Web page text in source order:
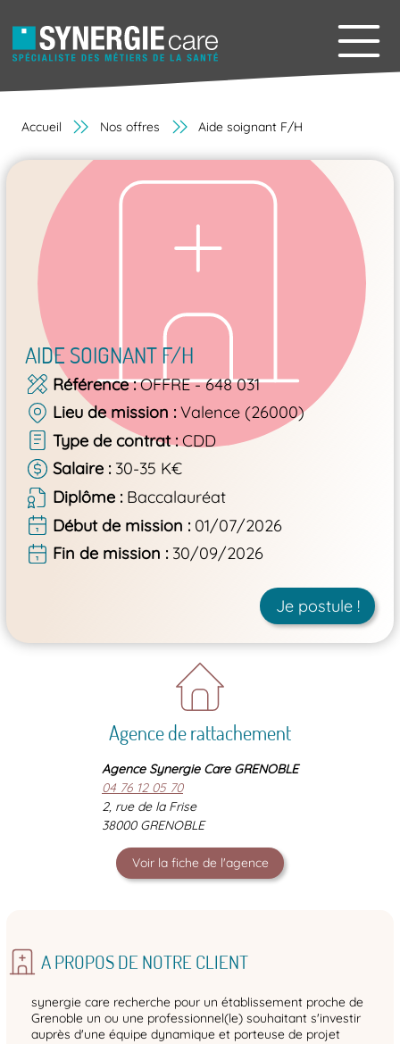
Accueil Nos offres Aide soignant F/H
AIDE SOIGNANT F/H
Référence OFFRE - 648 031
Lieu de mission
Valence (26000)
Type de contrat CDD
Salaire
30-35 K€
Diplôme
Baccalauréat
Début de mission
01/07/2026
Fin de mission
30/09/2026
Je postule !
Agence de rattachement
Agence Synergie Care GRENOBLE
04 76 12 05 70
2, rue de la Frise
38000 GRENOBLE
Voir la fiche de l'agence
A PROPOS DE NOTRE CLIENT
synergie care recherche pour un établissement proche de
Grenoble un ou une professionnel(le) souhaitant s'investir
auprès d'une équipe dynamique et porteuse de projet